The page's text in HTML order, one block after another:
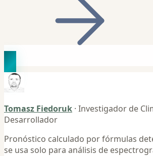
Tomasz Fiedoruk · Investigador de
Desarrollador
Pronóstico calculado por fórmulas
se usa solo para análisis de